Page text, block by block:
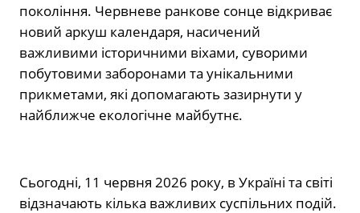
покоління. Червневе ранкове сонце відкриває
новий аркуш календаря, насичений
важливими історичними віхами, суворими
побутовими заборонами та унікальними
прикметами, які допомагають зазирнути у
найближче екологічне майбутнє.
Сьогодні, 11 червня 2026 року, в Україні та світі
відзначають кілька важливих суспільних подій.